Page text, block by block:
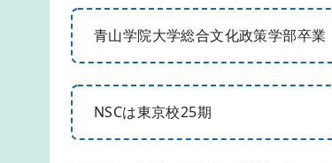
青山学院大学総合文化政策学部卒業
NSCは東京校25期